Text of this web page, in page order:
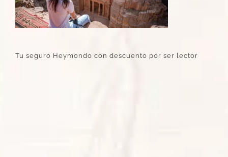
Tu seguro Heymondo con descuento por ser lector